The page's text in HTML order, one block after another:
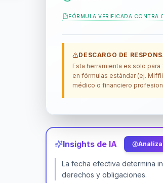
FÓRMULA VERIFICADA CONTRA
DESCARGO DE
Esta herramienta es solo
en fórmulas estándar (ej.
médico o financiero
Insights de IA
La fecha efectiva determina
derechos y obligaciones.